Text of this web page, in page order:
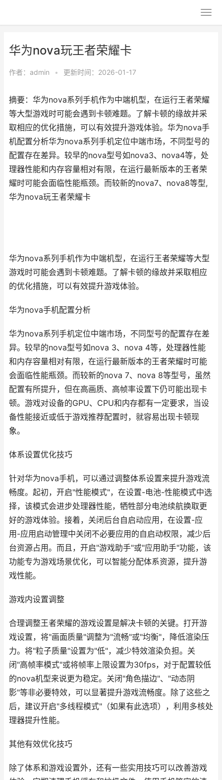
华为nova玩王者荣耀卡
作者： admin • 更新时间：2026-01-17
摘要：华为nova系列手机作为中端机型，在运行王者荣耀
等大型游戏时可能会遇到卡顿难题。了解卡顿的缘故并采
取相应的优化措施，可以有效提升游戏体验。华为nova手
机配置分析华为nova系列手机定位中端市场，不同型号的
配置存在差异。较早的nova型号如nova3、nova4等，处
理器性能和内存容量相对有限，在运行最新版本的王者荣
耀时可能会面临性能瓶颈。而较新的nova7、nova8等型,
华为nova玩王者荣耀卡
华为nova系列手机作为中端机型，在运行王者荣耀等大型
游戏时可能会遇到卡顿难题。了解卡顿的缘故并采取相应
的优化措施，可以有效提升游戏体验。
华为nova手机配置分析
华为nova系列手机定位中端市场，不同型号的配置存在差
异。较早的nova型号如nova 3、nova 4等，处理器性能
和内存容量相对有限，在运行最新版本的王者荣耀时可能
会面临性能瓶颈。而较新的nova 7、nova 8等型号，虽然
配置有所提升，但在高画质、高帧率设置下仍可能出现卡
顿。游戏对设备的GPU、CPU和内存都有一定要求，当设
备性能接近或低于游戏推荐配置时，就容易出现卡顿现
象。
体系设置优化技巧
针对华为nova手机，可以通过调整体系设置来提升游戏流
畅度。起初，开启"性能模式"，在设置-电池-性能模式中选
择，该模式会进步处理器性能，牺牲部分电池续航换取更
好的游戏体验。接着，关闭后台自启动应用，在设置-应
用-应用启动管理中关闭不必要应用的自启动权限，减少后
台资源占用。而且，开启"游戏助手"或"应用助手"功能，该
功能专为游戏场景优化，可以智能分配体系资源，提升游
戏性能。
游戏内设置调整
合理调整王者荣耀的游戏设置是解决卡顿的关键。打开游
戏设置，将"画面质量"调整为"流畅"或"均衡"，降低渲染压
力。将"粒子质量"设置为"低"，减少特效渲染负担。关
闭"高帧率模式"或将帧率上限设置为30fps，对于配置较低
的nova机型来说更为稳定。关闭"角色描边"、"动态阴
影"等非必要特效，可以显著提升游戏流畅度。除了这些之
后，建议开启"多线程模式"（如果有此选项），利用多核处
理器提升性能。
其他有效优化技巧
除了体系和游戏设置外，还有一些实用技巧可以改善游戏